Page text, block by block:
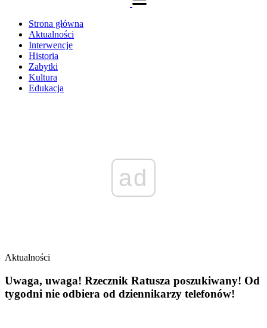
Strona główna
Aktualności
Interwencje
Historia
Zabytki
Kultura
Edukacja
ad
Aktualności
Uwaga, uwaga! Rzecznik Ratusza poszukiwany! Od
tygodni nie odbiera od dziennikarzy telefonów!